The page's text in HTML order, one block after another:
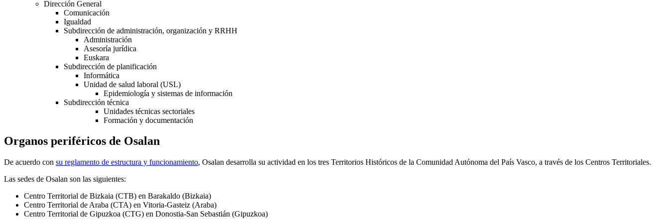
Dirección General
Comunicación
Igualdad
Subdirección de administración, organización y RRHH
Administración
Asesoría jurídica
Euskara
Subdirección de planificación
Informática
Unidad de salud laboral (USL)
Epidemiología y sistemas de información
Subdirección técnica
Unidades técnicas sectoriales
Formación y documentación
Organos periféricos de Osalan
De acuerdo con su reglamento de estructura y funcionamiento, Osalan desarrolla su actividad en los tres Territorios Históricos de la Comunidad Autónoma del País Vasco, a través de los Centros Territoriales.
Las sedes de Osalan son las siguientes:
Centro Territorial de Bizkaia (CTB) en Barakaldo (Bizkaia)
Centro Territorial de Araba (CTA) en Vitoria-Gasteiz (Araba)
Centro Territorial de Gipuzkoa (CTG) en Donostia-San Sebastián (Gipuzkoa)